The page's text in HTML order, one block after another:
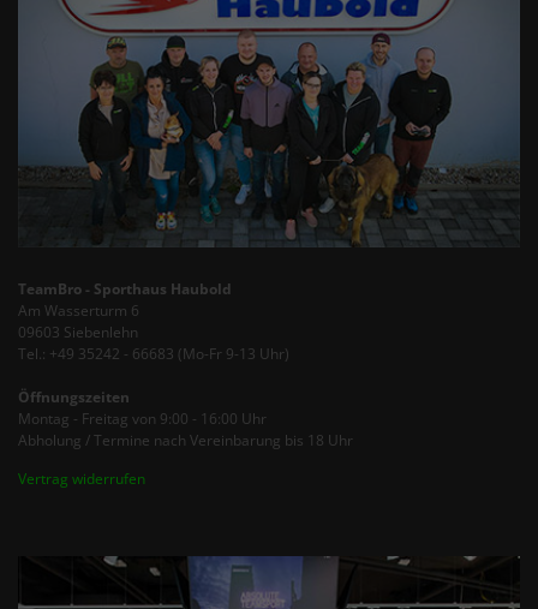
TeamBro - Sporthaus Haubold
Am Wasserturm 6
09603 Siebenlehn
Tel.: +49 35242 - 66683 (Mo-Fr 9-13 Uhr)
Öffnungszeiten
Montag - Freitag von 9:00 - 16:00 Uhr
Abholung / Termine nach Vereinbarung bis 18 Uhr
Vertrag widerrufen